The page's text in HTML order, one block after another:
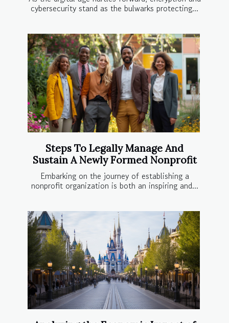
cybersecurity stand as the bulwarks protecting...
Steps To Legally Manage And
Sustain A Newly Formed Nonprofit
Embarking on the journey of establishing a
nonprofit organization is both an inspiring and...